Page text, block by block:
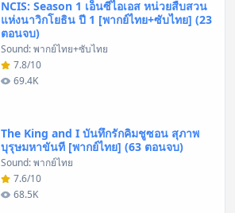
NCIS: Season 1 เอ็นซีไอเอส หน่วยสืบสวน
แห่งนาวิกโยธิน ปี 1 [พากย์ไทย+ซับไทย] (23
ตอนจบ)
Sound: พากย์ไทย+ซับไทย
7.8/10
69.4K
The King and I บันทึกรักคิมชูซอน สุภาพ
บุรุษมหาขันที [พากย์ไทย] (63 ตอนจบ)
Sound: พากย์ไทย
7.6/10
68.5K